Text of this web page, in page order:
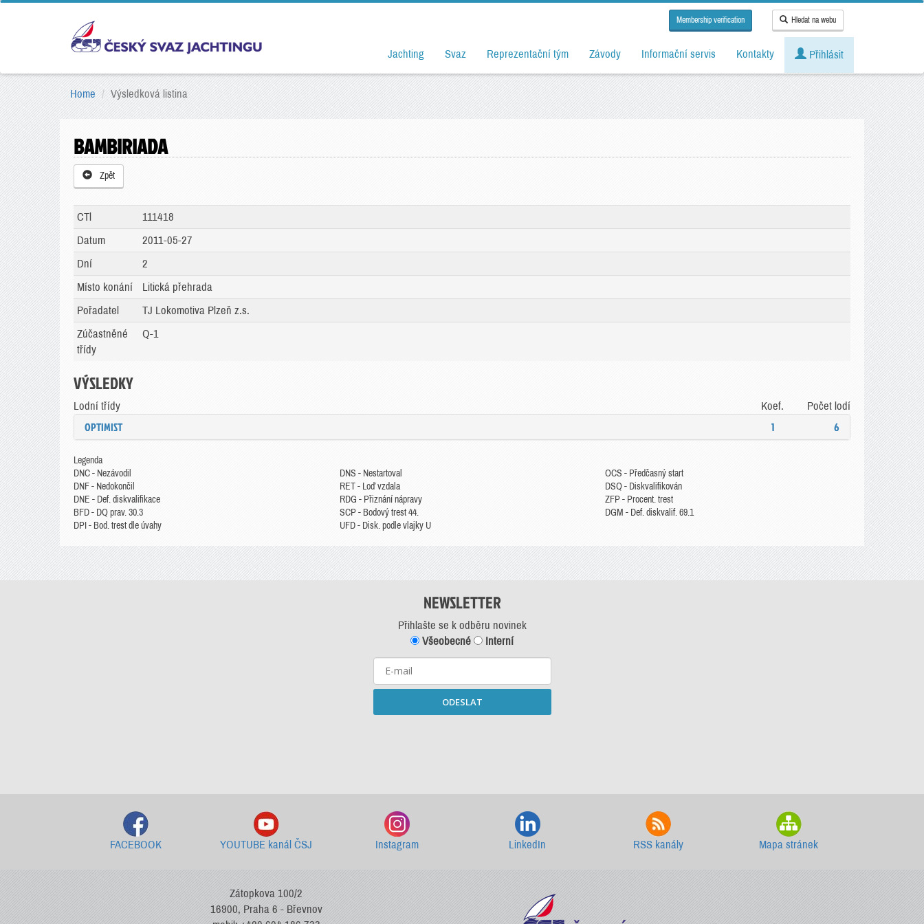
Membership verification Hledat na webu
Jachting Svaz Reprezentační tým Závody Informační servis Kontakty Přihlásit
Home Výsledková listina
BAMBIRIADA
Zpět
CTl
111418
Datum
2011-05-27
Dní
2
Místo konání
Litická přehrada
Pořadatel
TJ Lokomotiva Plzeň z.s.
Zúčastněné
třídy
Q-1
VÝSLEDKY
Lodní třídy Koef. Počet lodí
OPTIMIST 1 6
Legenda
DNC - Nezávodil
DNF - Nedokončil
DNE - Def. diskvalifikace
BFD - DQ prav. 30.3
DPI - Bod. trest dle úvahy
DNS - Nestartoval
RET - Loď vzdala
RDG - Přiznání nápravy
SCP - Bodový trest 44.
UFD - Disk. podle vlajky U
OCS - Předčasný start
DSQ - Diskvalifikován
ZFP - Procent. trest
DGM - Def. diskvalif. 69.1
NEWSLETTER
Přihlašte se k odběru novinek
Všeobecné
Interní
ODESLAT
FACEBOOK YOUTUBE kanál ČSJ Instagram LinkedIn RSS kanály Mapa stránek
Zátopkova 100/2
16900, Praha 6 - Břevnov